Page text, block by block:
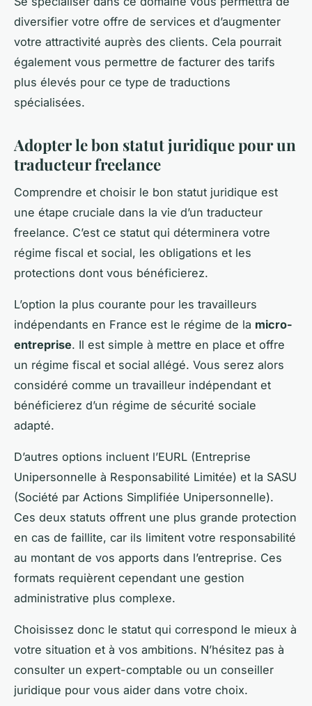
diversifier votre offre de services et d’augmenter
votre attractivité auprès des clients. Cela pourrait
également vous permettre de facturer des tarifs
plus élevés pour ce type de traductions
spécialisées.
Adopter le bon statut juridique pour un
traducteur freelance
Comprendre et choisir le bon statut juridique est
une étape cruciale dans la vie d’un traducteur
freelance. C’est ce statut qui déterminera votre
régime fiscal et social, les obligations et les
protections dont vous bénéficierez.
L’option la plus courante pour les travailleurs
indépendants en France est le régime de la micro-
entreprise. Il est simple à mettre en place et offre
un régime fiscal et social allégé. Vous serez alors
considéré comme un travailleur indépendant et
bénéficierez d’un régime de sécurité sociale
adapté.
D’autres options incluent l’EURL (Entreprise
Unipersonnelle à Responsabilité Limitée) et la SASU
(Société par Actions Simplifiée Unipersonnelle).
Ces deux statuts offrent une plus grande protection
en cas de faillite, car ils limitent votre responsabilité
au montant de vos apports dans l’entreprise. Ces
formats requièrent cependant une gestion
administrative plus complexe.
Choisissez donc le statut qui correspond le mieux à
votre situation et à vos ambitions. N’hésitez pas à
consulter un expert-comptable ou un conseiller
juridique pour vous aider dans votre choix.